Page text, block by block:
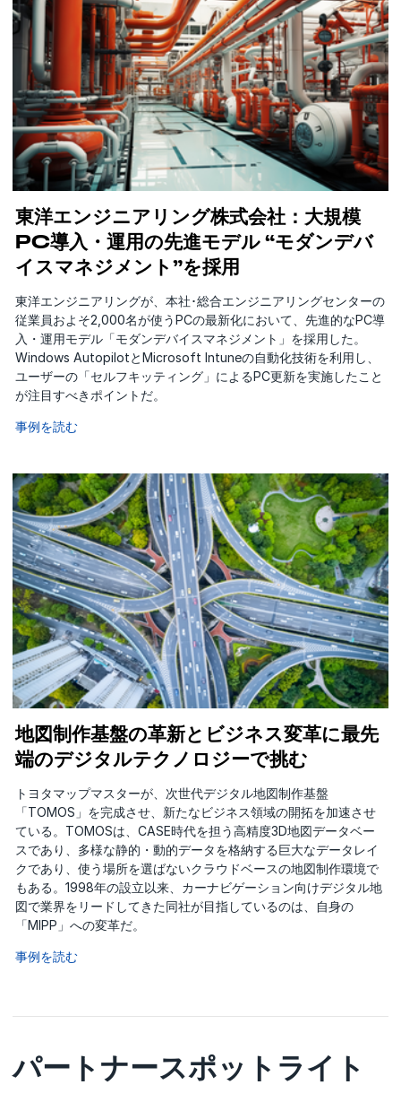
東洋エンジニアリング株式会社：大規模
PC導入・運用の先進モデル “モダンデバ
イスマネジメント”を採用
東洋エンジニアリングが、本社･総合エンジニアリングセンターの
従業員およそ2,000名が使うPCの最新化において、先進的なPC導
入・運用モデル「モダンデバイスマネジメント」を採用した。
Windows AutopilotとMicrosoft Intuneの自動化技術を利用し、
ユーザーの「セルフキッティング」によるPC更新を実施したこと
が注目すべきポイントだ。
事例を読む
地図制作基盤の革新とビジネス変革に最先
端のデジタルテクノロジーで挑む
トヨタマップマスターが、次世代デジタル地図制作基盤
「TOMOS」を完成させ、新たなビジネス領域の開拓を加速させ
ている。TOMOSは、CASE時代を担う高精度3D地図データベー
スであり、多様な静的・動的データを格納する巨大なデータレイ
クであり、使う場所を選ばないクラウドベースの地図制作環境で
もある。1998年の設立以来、カーナビゲーション向けデジタル地
図で業界をリードしてきた同社が目指しているのは、自身の
「MIPP」への変革だ。
事例を読む
パートナースポットライト